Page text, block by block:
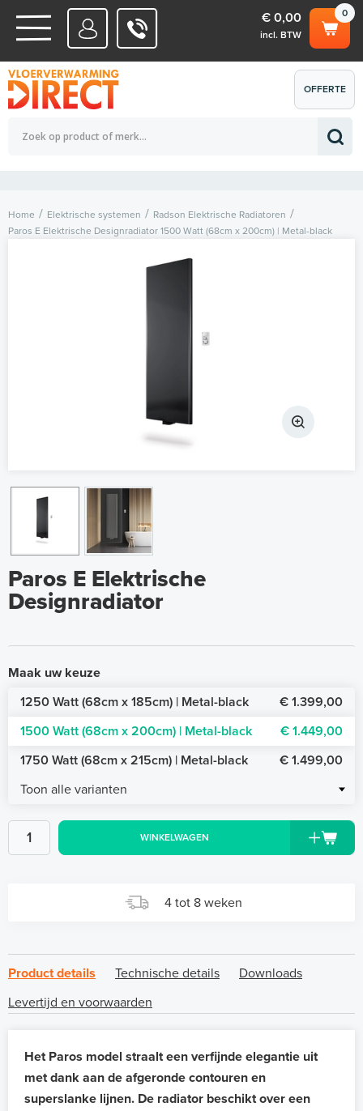
WATERSYSTEMEN
ELEKTRISCHE SYSTEMEN
0
€ 0,00
incl. BTW
Totaalbedrag (incl. BTW) € 0,00
OFFERTE
AANVRAGEN
Home Elektrische systemen
Radson Elektrische Radiatoren
Paros E Elektrische Designradiator 1500 Watt (68cm x 200cm) | Metal-black
Paros E Elektrische
Designradiator
Maak uw keuze
1250 Watt (68cm x 185cm) | Metal-black
€ 1.399,00
1500 Watt (68cm x 200cm) | Metal-black
€ 1.449,00
1750 Watt (68cm x 215cm) | Metal-black
€ 1.499,00
Toon alle varianten
WINKELWAGEN
4 tot 8 weken
Product details Technische details
Downloads
Levertijd en voorwaarden
Het Paros model straalt een verfijnde elegantie uit
met dank aan de afgeronde contouren en
superslanke lijnen. De radiator beschikt over een